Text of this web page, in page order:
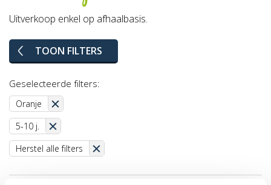
Uitverkoop enkel op afhaalbasis.
TOON FILTERS
Geselecteerde filters:
Oranje
5-10 j.
Herstel alle filters